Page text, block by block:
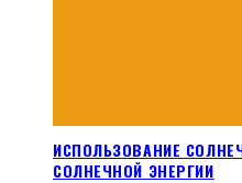
ИСПОЛЬЗОВАНИЕ
СОЛНЕЧНОЙ ЭНЕРГИИ